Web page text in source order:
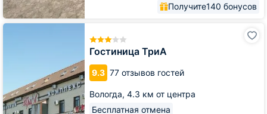
Получите140 бонусов
Гостиница ТриА
9.3 77 отзывов гостей
Вологда, 4.3 км от центра
Бесплатная отмена
Гостиница